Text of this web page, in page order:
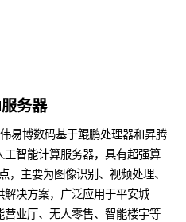
务器
易博数码基于鲲鹏处理器和昇腾
智能计算服务器，具有超强算
，主要为图像识别、视频处理、
决方案，广泛应用于平安城
业厅、无人零售、智能楼宇等